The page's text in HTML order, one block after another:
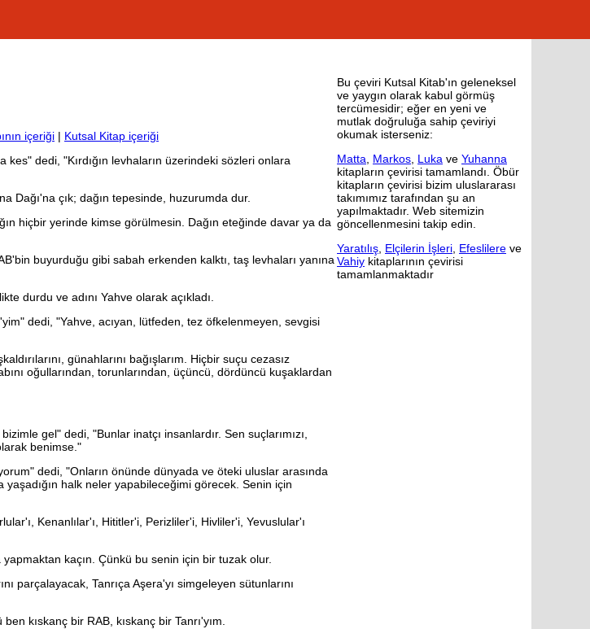
içeriği | Kutsal Kitap içeriği
dedi, "Kırdığın levhaların üzerindeki sözleri onlara
Dağı'na çık; dağın tepesinde, huzurumda dur.
hiçbir yerinde kimse görülmesin. Dağın eteğinde davar ya da
buyurduğu gibi sabah erkenden kalktı, taş levhaları yanına
durdu ve adını Yahve olarak açıkladı.
dedi, "Yahve, acıyan, lütfeden, tez öfkelenmeyen, sevgisi
günahlarını bağışlarım. Hiçbir suçu cezasız
oğullarından, torunlarından, üçüncü, dördüncü kuşaklardan
gel" dedi, "Bunlar inatçı insanlardır. Sen suçlarımızı,
benimse."
dedi, "Onların önünde dünyada ve öteki uluslar arasında
yaşadığın halk neler yapabileceğimi görecek. Senin için
Kenanlılar'ı, Hititler'i, Perizliler'i, Hivliler'i, Yevuslular'ı
kaçın. Çünkü bu senin için bir tuzak olur.
parçalayacak, Tanrıça Aşera'yı simgeleyen sütunlarını
kıskanç bir RAB, kıskanç bir Tanrı'yım.
Bu çeviri Kutsal Kitab'ın geleneksel
ve yaygın olarak kabul görmüş
tercümesidir; eğer en yeni ve
mutlak doğruluğa sahip çeviriyi
okumak isterseniz:
Matta
Markos Luka ve Yuhanna
kitapların çevirisi tamamlandı. Öbür
kitapların çevirisi bizim uluslararası
takımımız tarafından şu an
yapılmaktadır. Web sitemizin
göncellenmesini takip edin.
Yaratılış Elçilerin İşleri Efeslilere ve
Vahiy kitaplarının çevirisi
tamamlanmaktadır